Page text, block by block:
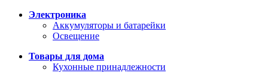
Электроника
Аккумуляторы и батарейки
Освещение
Товары для дома
Кухонные принадлежности